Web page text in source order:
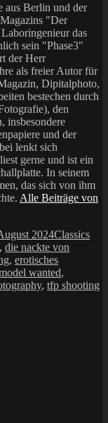
aus Berlin und der
"Der
das
sein "Phase3"
der Herr
als freier Autor für
Dipitalphoto,
bestechen durch
den
insbesondere
und der
lenkt sich
gerne und ist ein
In seinem
das sich von ihm
Alle Beiträge von
2024Kategorien
Classics
, die nackte von
, erotisches
wanted,
, tfp shooting